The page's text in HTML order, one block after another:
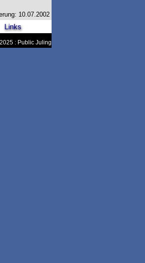
10.07.2002
Links
: Public Juling